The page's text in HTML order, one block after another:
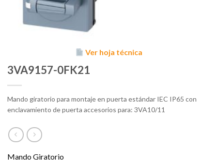
Ver hoja técnica
3VA9157-0FK21
Mando giratorio para montaje en puerta estándar IEC IP65 con
enclavamiento de puerta accesorios para: 3VA10/11
Mando Giratorio